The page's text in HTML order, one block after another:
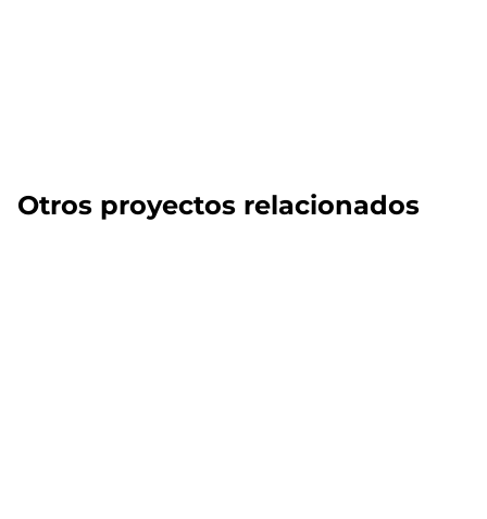
Otros proyectos relacionados